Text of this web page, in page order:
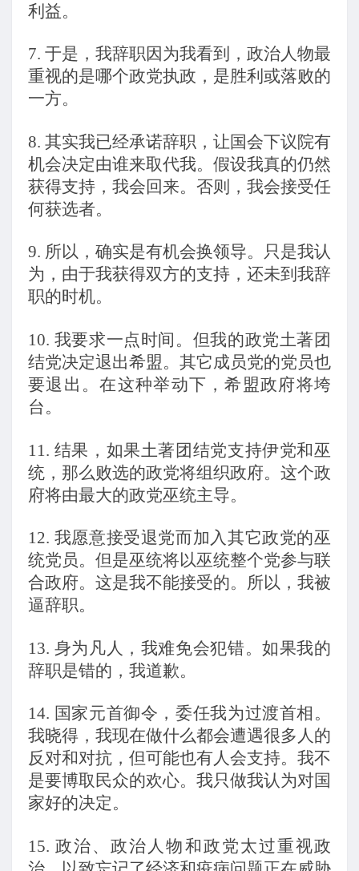
利益。
7. 于是，我辞职因为我看到，政治人物最
重视的是哪个政党执政，是胜利或落败的
一方。
8. 其实我已经承诺辞职，让国会下议院有
机会决定由谁来取代我。假设我真的仍然
获得支持，我会回来。否则，我会接受任
何获选者。
9. 所以，确实是有机会换领导。只是我认
为，由于我获得双方的支持，还未到我辞
职的时机。
10. 我要求一点时间。但我的政党土著团
结党决定退出希盟。其它成员党的党员也
要退出。在这种举动下，希盟政府将垮
台。
11. 结果，如果土著团结党支持伊党和巫
统，那么败选的政党将组织政府。这个政
府将由最大的政党巫统主导。
12. 我愿意接受退党而加入其它政党的巫
统党员。但是巫统将以巫统整个党参与联
合政府。这是我不能接受的。所以，我被
逼辞职。
13. 身为凡人，我难免会犯错。如果我的
辞职是错的，我道歉。
14. 国家元首御令，委任我为过渡首相。
我晓得，我现在做什么都会遭遇很多人的
反对和对抗，但可能也有人会支持。我不
是要博取民众的欢心。我只做我认为对国
家好的决定。
15.政治、政治人物和政党太过重视政